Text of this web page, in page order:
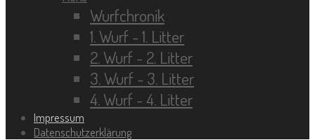
Wurfchronik
1. Wurf - 1. Litter
2. Wurf - 2. Litter
3. Wurf - 3. Litter
4. Wurf - 4. Litter
Impressum
Datenschutzerklärung